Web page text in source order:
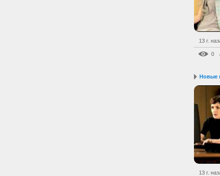
13 г.
0
Новые
13 г.